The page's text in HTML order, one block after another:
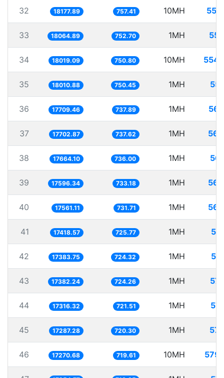
32 18177.89 757.41 10MH
33 18064.89 752.70 1MH
34 18019.09 750.80 10MH
35 18010.88 750.45 1MH
36 17709.46 737.89 1MH
37 17702.87 737.62 1MH
38 17664.10 736.00 1MH
39 17596.34 733.18 1MH
40 17561.11 731.71 1MH
41 17418.57 725.77 1MH
42 17383.75 724.32 1MH
43 17382.24 724.26 1MH
44 17316.32 721.51 1MH
45 17287.28 720.30 1MH
46 17270.68 719.61 10MH